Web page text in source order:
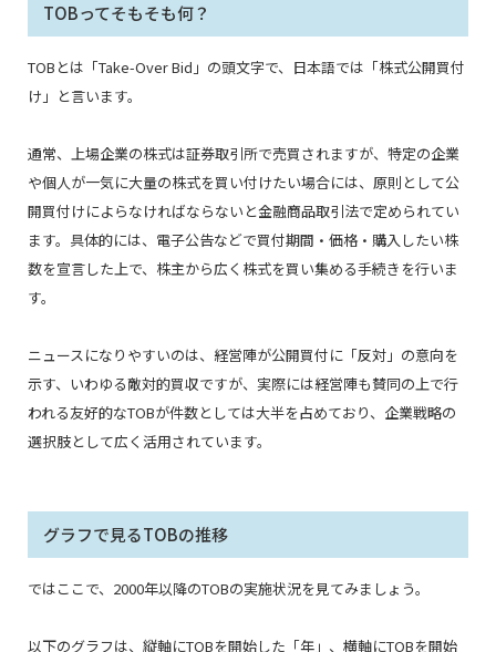
TOBってそもそも何？
TOBとは「Take-Over Bid」の頭文字で、日本語では「株式公開買付
け」と言います。
通常、上場企業の株式は証券取引所で売買されますが、特定の企業
や個人が一気に大量の株式を買い付けたい場合には、原則として公
開買付けによらなければならないと金融商品取引法で定められてい
ます。具体的には、電子公告などで買付期間・価格・購入したい株
数を宣言した上で、株主から広く株式を買い集める手続きを行いま
す。
ニュースになりやすいのは、経営陣が公開買付に「反対」の意向を
示す、いわゆる敵対的買収ですが、実際には経営陣も賛同の上で行
われる友好的なTOBが件数としては大半を占めており、企業戦略の
選択肢として広く活用されています。
グラフで見るTOBの推移
ではここで、2000年以降のTOBの実施状況を見てみましょう。
以下のグラフは、縦軸にTOBを開始した「年」、横軸にTOBを開始